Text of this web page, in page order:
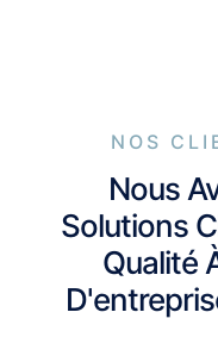
NOS
Nous
Solutions
Qualité